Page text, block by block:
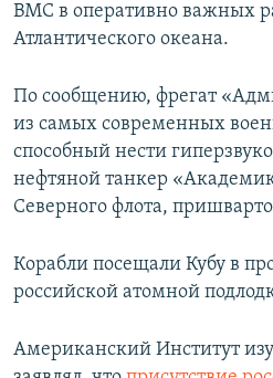
ВМС в оперативно важных
Атлантического океана.
По сообщению, фрегат
из самых современных
способный нести
нефтяной танкер
Северного флота,
Корабли посещали Кубу в
российской атомной
Американский Институт